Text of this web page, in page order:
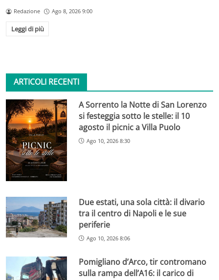
Redazione Ago 8, 2026 9:00
Leggi di più
ARTICOLI RECENTI
A Sorrento la Notte di San Lorenzo
si festeggia sotto le stelle: il 10
agosto il picnic a Villa Puolo
Ago 10, 2026 8:30
Due estati, una sola città: il divario
tra il centro di Napoli e le sue
periferie
Ago 10, 2026 8:06
Pomigliano d’Arco, tir contromano
sulla rampa dell’A16: il carico di